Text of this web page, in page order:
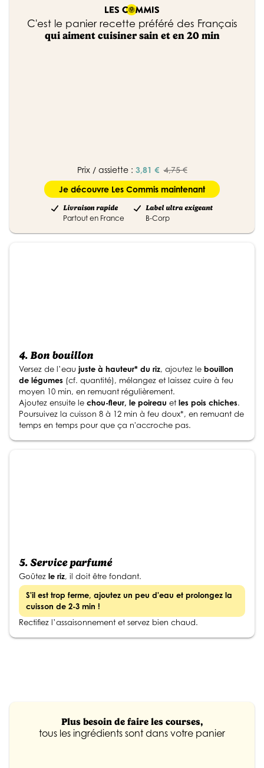
C'est le panier recette préféré des Français
qui aiment cuisiner sain et en 20 min
Prix / assiette : 3,81 € 4,75 €
Je découvre Les Commis maintenant
Livraison rapide
Partout en France
Label ultra exigeant
B-Corp
4. Bon bouillon
Versez de l’eau juste à hauteur* du riz, ajoutez le bouillon
de légumes (cf. quantité), mélangez et laissez cuire à feu
moyen 10 min, en remuant régulièrement.
Ajoutez ensuite le chou-fleur, le poireau et les pois chiches.
Poursuivez la cuisson 8 à 12 min à feu doux*, en remuant de
temps en temps pour que ça n'accroche pas.
5.Service parfumé
Goûtez le riz, il doit être fondant.
S'il est trop ferme, ajoutez un peu d'eau et prolongez la
cuisson de 2-3 min !
Rectifiez l’assaisonnement et servez bien chaud.
Plus besoin de faire les courses,
tous les ingrédients sont dans votre panier